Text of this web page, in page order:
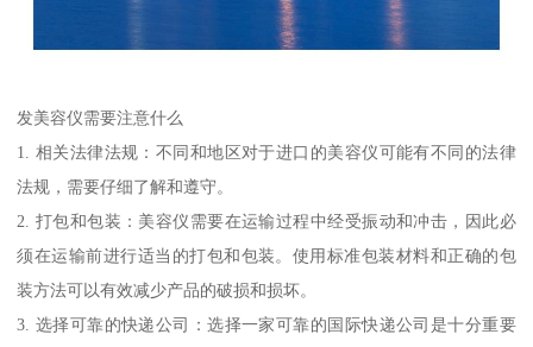
发美容仪需要注意什么
1. 相关法律法规：不同和地区对于进口的美容仪可能有不同的法律
法规，需要仔细了解和遵守。
2. 打包和包装：美容仪需要在运输过程中经受振动和冲击，因此必
须在运输前进行适当的打包和包装。使用标准包装材料和正确的包
装方法可以有效减少产品的破损和损坏。
3. 选择可靠的快递公司：选择一家可靠的国际快递公司是十分重要